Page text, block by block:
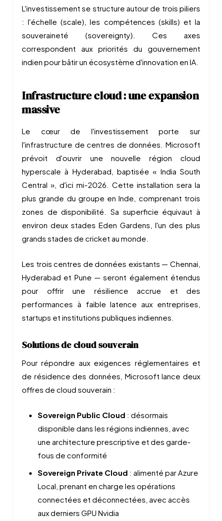
L'investissement se structure autour de trois piliers
: l'échelle (scale), les compétences (skills) et la
souveraineté (sovereignty). Ces axes
correspondent aux priorités du gouvernement
indien pour bâtir un écosystème d'innovation en IA.
Infrastructure cloud : une expansion
massive
Le cœur de l'investissement porte sur
l'infrastructure de centres de données. Microsoft
prévoit d'ouvrir une nouvelle région cloud
hyperscale à Hyderabad, baptisée « India South
Central », d'ici mi-2026. Cette installation sera la
plus grande du groupe en Inde, comprenant trois
zones de disponibilité. Sa superficie équivaut à
environ deux stades Eden Gardens, l'un des plus
grands stades de cricket au monde.
Les trois centres de données existants — Chennai,
Hyderabad et Pune — seront également étendus
pour offrir une résilience accrue et des
performances à faible latence aux entreprises,
startups et institutions publiques indiennes.
Solutions de cloud souverain
Pour répondre aux exigences réglementaires et
de résidence des données, Microsoft lance deux
offres de cloud souverain :
Sovereign Public Cloud : désormais
disponible dans les régions indiennes, avec
une architecture prescriptive et des garde-
fous de conformité
Sovereign Private Cloud : alimenté par Azure
Local, prenant en charge les opérations
connectées et déconnectées, avec accès
aux derniers GPU Nvidia